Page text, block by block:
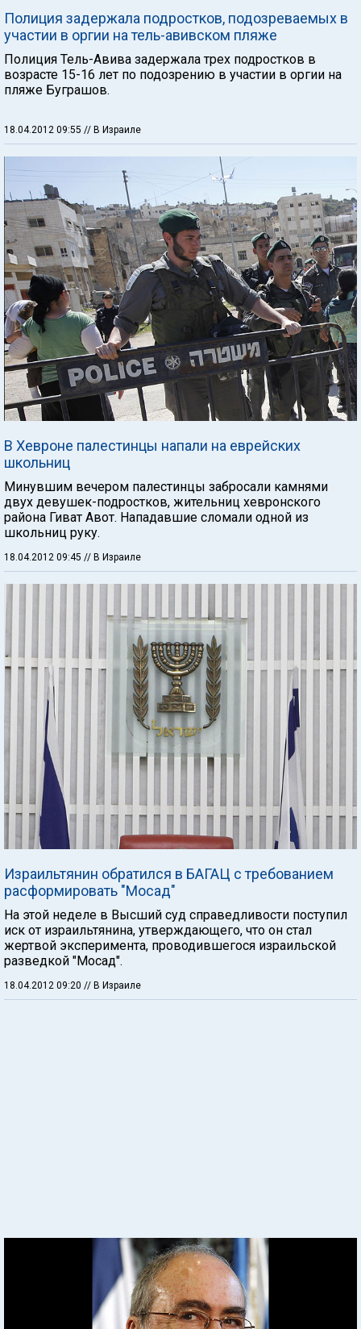
Полиция задержала подростков, подозреваемых в
участии в оргии на тель-авивском пляже
Полиция Тель-Авива задержала трех подростков в
возрасте 15-16 лет по подозрению в участии в оргии на
пляже Буграшов.
18.04.2012 09:55 // В Израиле
В Хевроне палестинцы напали на еврейских
школьниц
Минувшим вечером палестинцы забросали камнями
двух девушек-подростков, жительниц хевронского
района Гиват Авот. Нападавшие сломали одной из
школьниц руку.
18.04.2012 09:45 // В Израиле
Израильтянин обратился в БАГАЦ с требованием
расформировать "Мосад"
На этой неделе в Высший суд справедливости поступил
иск от израильтянина, утверждающего, что он стал
жертвой эксперимента, проводившегося израильской
разведкой "Мосад".
18.04.2012 09:20 // В Израиле